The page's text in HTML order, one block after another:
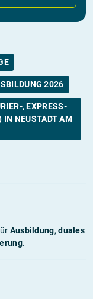
2026
, EXPRESS-
IN NEUSTADT AM
Ausbildung,duales
.